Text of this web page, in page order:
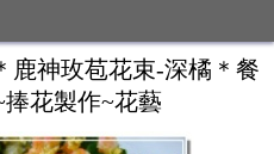
神玫苞花束-深橘＊餐
花製作~花藝